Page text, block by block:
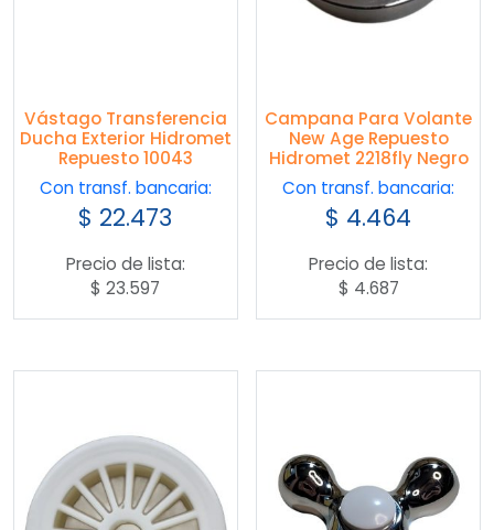
Vástago Transferencia
Ducha Exterior Hidromet
Repuesto 10043
Con transf. bancaria:
$ 22.473
Precio de lista:
$ 23.597
Campana Para Volante
New Age Repuesto
Hidromet 2218fly Negro
Con transf. bancaria:
$ 4.464
Precio de lista:
$ 4.687